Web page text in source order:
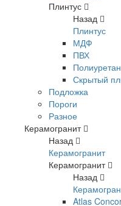
Плинтус
Назад
Плинтус
МДФ
ПВХ
Полиуретан
Скрытый
Подложка
Пороги
Разное
Керамогранит
Назад
Керамогранит
Керамогранит
Назад
Atlas